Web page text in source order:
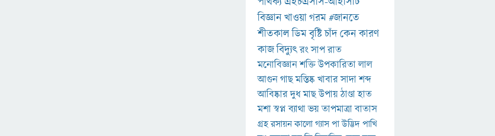
বিজ্ঞানখাওয়াগরম#জানতে
শীতকালডিমবৃষ্টিচাঁদকেনকারণ
কাজবিদ্যুৎরংসাপরাত
মনোবিজ্ঞানশক্তিউপকারিতালাল
আগুনগাছমস্তিষ্কখাবারসাদাশব্দ
আবিষ্কারদুধমাছউপায়ঠাণ্ডাহাত
মশাস্বপ্নব্যাথাভয়তাপমাত্রাবাতাস
গ্রহরসায়নকালোগ্যাসপাউদ্ভিদপাখি